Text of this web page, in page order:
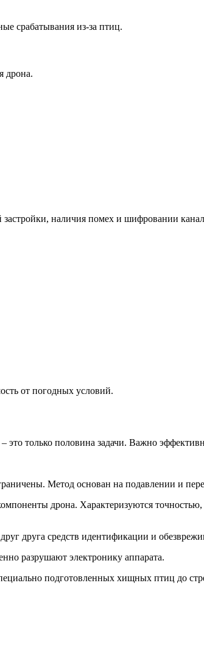
срабатывания из-за птиц.
дрона.
наличия помех и шифровании
от погодных условий.
только половина задачи. Важно
Метод основан на подавлении и
дрона. Характеризуются
друга средств идентификации и
разрушают электронику аппарата.
подготовленных хищных птиц до